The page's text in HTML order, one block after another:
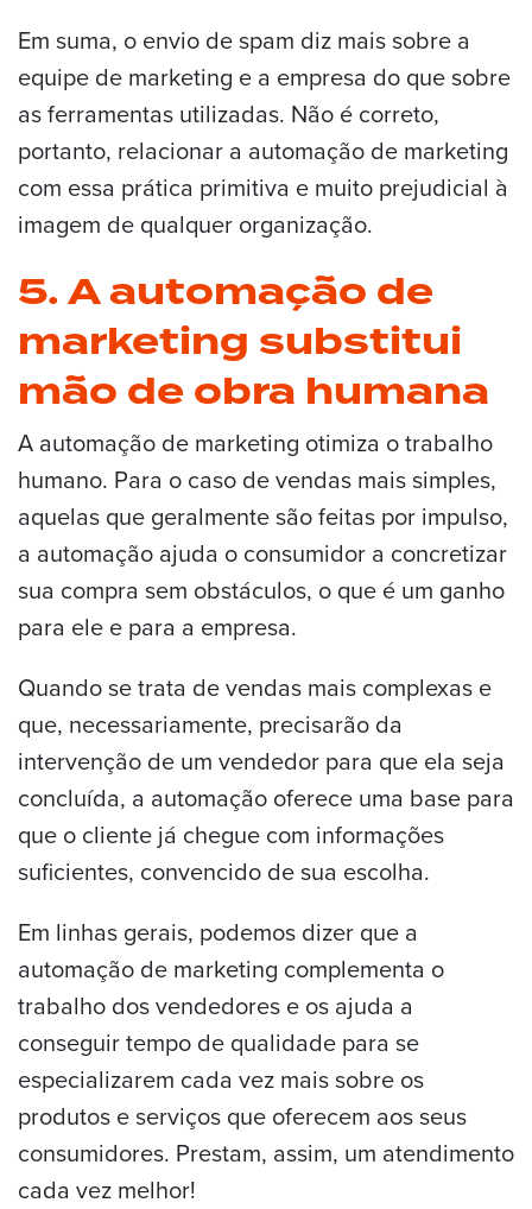
Em suma, o envio de spam diz mais sobre a
equipe de marketing e a empresa do que sobre
as ferramentas utilizadas. Não é correto,
portanto, relacionar a automação de marketing
com essa prática primitiva e muito prejudicial à
imagem de qualquer organização.
5. A automação de
marketing substitui
mão de obra humana
A automação de marketing otimiza o trabalho
humano. Para o caso de vendas mais simples,
aquelas que geralmente são feitas por impulso,
a automação ajuda o consumidor a concretizar
sua compra sem obstáculos, o que é um ganho
para ele e para a empresa.
Quando se trata de vendas mais complexas e
que, necessariamente, precisarão da
intervenção de um vendedor para que ela seja
concluída, a automação oferece uma base para
que o cliente já chegue com informações
suficientes, convencido de sua escolha.
Em linhas gerais, podemos dizer que a
automação de marketing complementa o
trabalho dos vendedores e os ajuda a
conseguir tempo de qualidade para se
especializarem cada vez mais sobre os
produtos e serviços que oferecem aos seus
consumidores. Prestam, assim, um atendimento
cada vez melhor!